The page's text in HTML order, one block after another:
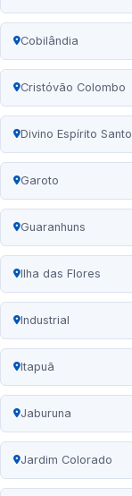
Cobilândia
Cristóvão Colombo
Divino Espírito Santo
Garoto
Guaranhuns
Ilha das Flores
Industrial
Itapuã
Jaburuna
Jardim Colorado